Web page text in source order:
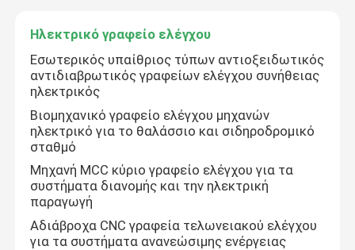
Ηλεκτρικό γραφείο ελέγχου
Εσωτερικός υπαίθριος τύπων αντιοξειδωτικός
αντιδιαβρωτικός γραφείων ελέγχου συνήθειας
ηλεκτρικός
Βιομηχανικό γραφείο ελέγχου μηχανών
ηλεκτρικό για το θαλάσσιο και σιδηροδρομικό
σταθμό
Μηχανή MCC κύριο γραφείο ελέγχου για τα
συστήματα διανομής και την ηλεκτρική
παραγωγή
Αδιάβροχα CNC γραφεία τελωνειακού ελέγχου
για τα συστήματα ανανεώσιμης ενέργειας